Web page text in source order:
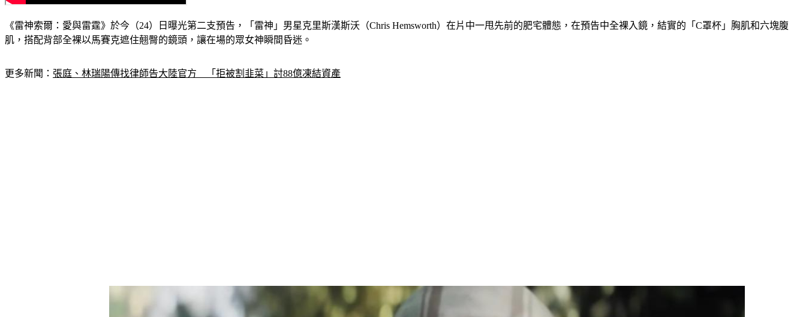
《雷神索爾：愛與雷霆》於今（24）日曝光第二支預告，「雷神」男星克里斯漢斯沃（Chris Hemsworth）在片中一甩先前的肥宅體態，在預告中全裸入鏡，結實的「C罩杯」胸肌和六塊腹
肌，搭配背部全裸以馬賽克遮住翹臀的鏡頭，讓在場的眾女神瞬間昏迷。
更多新聞： 張庭、林瑞陽傳找律師告大陸官方　「拒被割韭菜」討88億凍結資產